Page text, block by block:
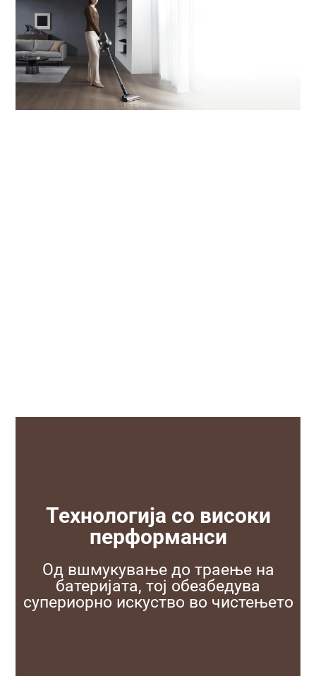
Технологија со високи
перформанси
Од вшмукување до траење на
батеријата, тој обезбедува
супериорно искуство во чистењето